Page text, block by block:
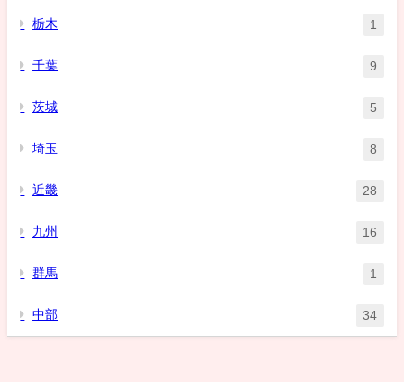
栃木 1
千葉 9
茨城 5
埼玉 8
近畿 28
九州 16
群馬 1
中部 34